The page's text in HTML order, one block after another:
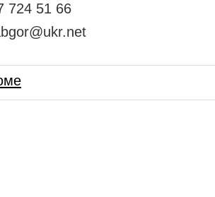
724 51 66